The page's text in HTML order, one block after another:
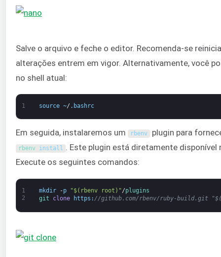
Salve o arquivo e feche o editor. Recomenda-se
alterações entrem em vigor. Alternativamente, você
no shell atual:
1 source ~/ . bashrc
Em seguida, instalaremos um rbenv plugin para
rbenv install . Este plugin está diretamente
Execute os seguintes comandos:
1
2
mkdir -p "$(rbenv root)"/plugins
git
clone https : //github.com/rbenv/ruby-build.git